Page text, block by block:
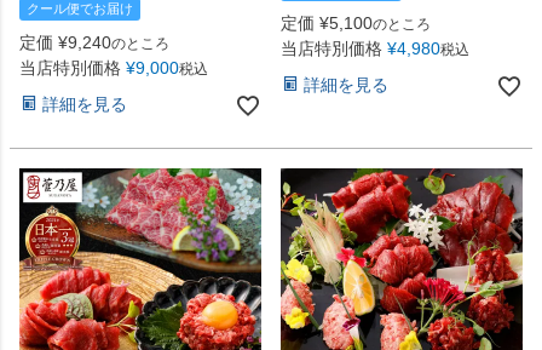
クール便でお届け
定価 ¥9,240のところ
当店特別価格 ¥9,000税込
詳細を見る
定価 ¥5,100のところ
当店特別価格 ¥4,980税込
詳細を見る